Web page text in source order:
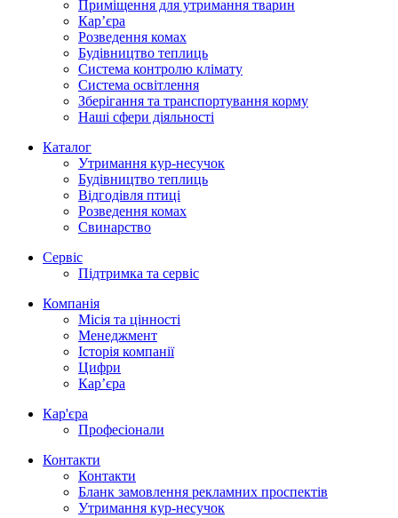
Приміщення для утримання тварин
Кар’єра
Розведення комах
Будівництво теплиць
Система контролю клімату
Система освітлення
Зберігання та транспортування корму
Наші сфери діяльності
Каталог
Утримання кур-несучок
Будівництво теплиць
Відгодівля птиці
Розведення комах
Свинарство
Сервіс
Підтримка та сервіс
Компанія
Місія та цінності
Менеджмент
Історія компанії
Цифри
Кар’єра
Кар'єра
Професіонали
Контакти
Контакти
Бланк замовлення рекламних проспектів
Утримання кур-несучок